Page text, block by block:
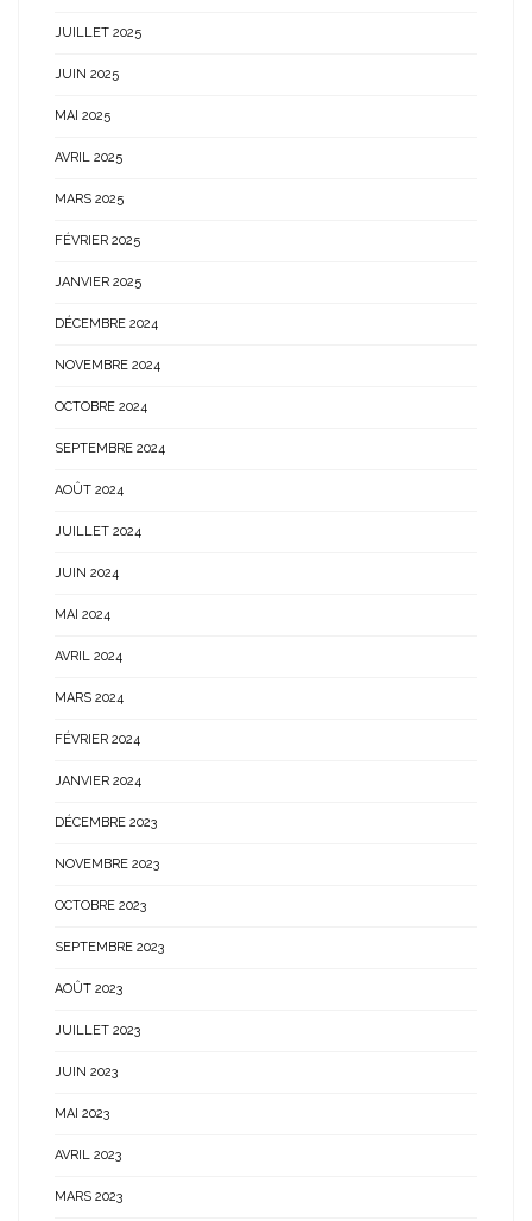
JUILLET 2025
JUIN 2025
MAI 2025
AVRIL 2025
MARS 2025
FÉVRIER 2025
JANVIER 2025
DÉCEMBRE 2024
NOVEMBRE 2024
OCTOBRE 2024
SEPTEMBRE 2024
AOÛT 2024
JUILLET 2024
JUIN 2024
MAI 2024
AVRIL 2024
MARS 2024
FÉVRIER 2024
JANVIER 2024
DÉCEMBRE 2023
NOVEMBRE 2023
OCTOBRE 2023
SEPTEMBRE 2023
AOÛT 2023
JUILLET 2023
JUIN 2023
MAI 2023
AVRIL 2023
MARS 2023